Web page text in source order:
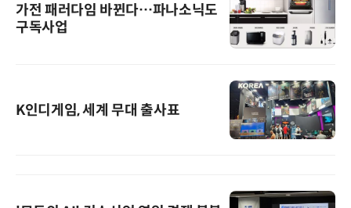
가전 패러다임 바뀐다…파나소닉도
구독사업
K인디게임, 세계 무대 출사표